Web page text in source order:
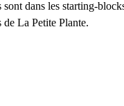
sont dans les starting-
La Petite Plante.